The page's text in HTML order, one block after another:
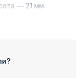
— 21 мм
колодки
Колодка